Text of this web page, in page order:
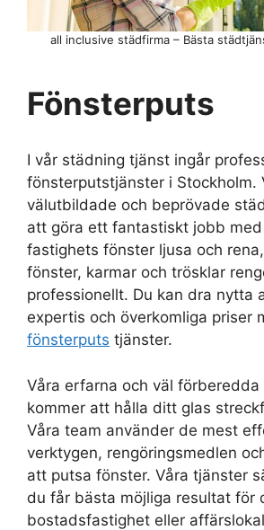
all inclusive städfirma – Bästa
Fönsterputs
I vår städning tjänst ingår
fönsterputstjänster i Stockholm.
välutbildade och beprövade
att göra ett fantastiskt jobb
fastighets fönster ljusa och
fönster, karmar och trösklar
professionellt. Du kan dra nytta
expertis och överkomliga priser
fönsterputs tjänster.
Våra erfarna och väl
kommer att hålla ditt glas
Våra team använder de mest
verktygen, rengöringsmedlen
att putsa fönster. Våra tjänster
du får bästa möjliga resultat för
bostadsfastighet eller